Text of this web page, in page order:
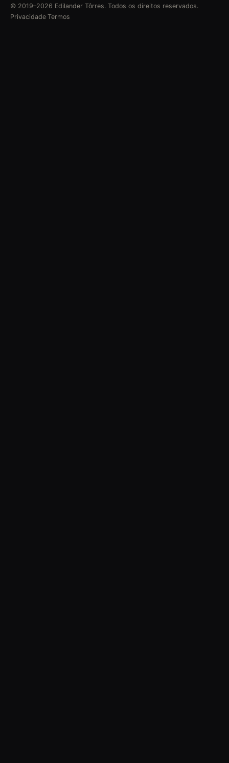
© 2019–2026 Edilander Tôrres. Todos os direitos reservados.
Privacidade Termos